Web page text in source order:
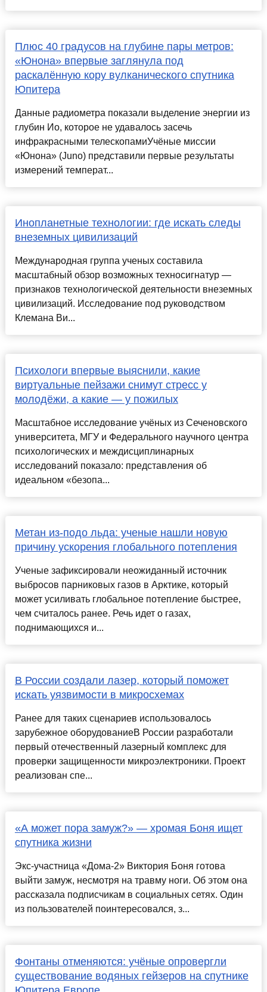
Плюс 40 градусов на глубине пары метров:
«Юнона» впервые заглянула под
раскалённую кору вулканического спутника
Юпитера
Данные радиометра показали выделение энергии из
глубин Ио, которое не удавалось засечь
инфракрасными телескопамиУчёные миссии
«Юнона» (Juno) представили первые результаты
измерений температ...
Инопланетные технологии: где искать следы
внеземных цивилизаций
Международная группа ученых составила
масштабный обзор возможных техносигнатур —
признаков технологической деятельности внеземных
цивилизаций. Исследование под руководством
Клемана Ви...
Психологи впервые выяснили, какие
виртуальные пейзажи снимут стресс у
молодёжи, а какие — у пожилых
Масштабное исследование учёных из Сеченовского
университета, МГУ и Федерального научного центра
психологических и междисциплинарных
исследований показало: представления об
идеальном «безопа...
Метан из-подо льда: ученые нашли новую
причину ускорения глобального потепления
Ученые зафиксировали неожиданный источник
выбросов парниковых газов в Арктике, который
может усиливать глобальное потепление быстрее,
чем считалось ранее. Речь идет о газах,
поднимающихся и...
В России создали лазер, который поможет
искать уязвимости в микросхемах
Ранее для таких сценариев использовалось
зарубежное оборудованиеВ России разработали
первый отечественный лазерный комплекс для
проверки защищенности микроэлектроники. Проект
реализован спе...
«А может пора замуж?» — хромая Боня ищет
спутника жизни
Экс-участница «Дома-2» Виктория Боня готова
выйти замуж, несмотря на травму ноги. Об этом она
рассказала подписчикам в социальных сетях. Один
из пользователей поинтересовался, з...
Фонтаны отменяются: учёные опровергли
существование водяных гейзеров на спутнике